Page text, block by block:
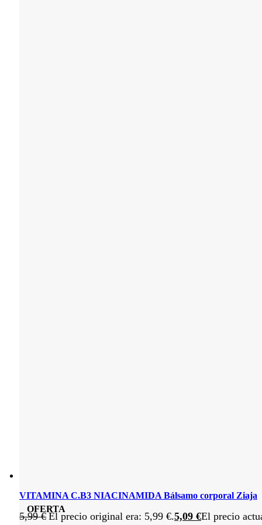
OFERTA
VITAMINA C.B3 NIACINAMIDA Bálsamo corporal Ziaja
5,99€ El precio original era: 5,99 €.5,09 €El precio